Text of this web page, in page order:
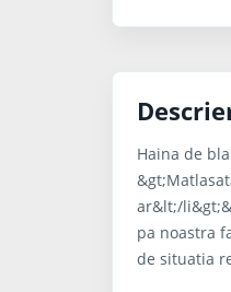
Haina de
ar&lt;/
pa noastra
de situatia